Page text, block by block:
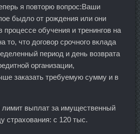
я повторю вопрос:Ваши
быдло от рождения или они
процессе обучения и тренингов на
то, что договор срочного вклада
период и день возврата
организации,
заказать требуемую сумму и в
лимит выплат за имущественный
страхования: с 120 тыс.